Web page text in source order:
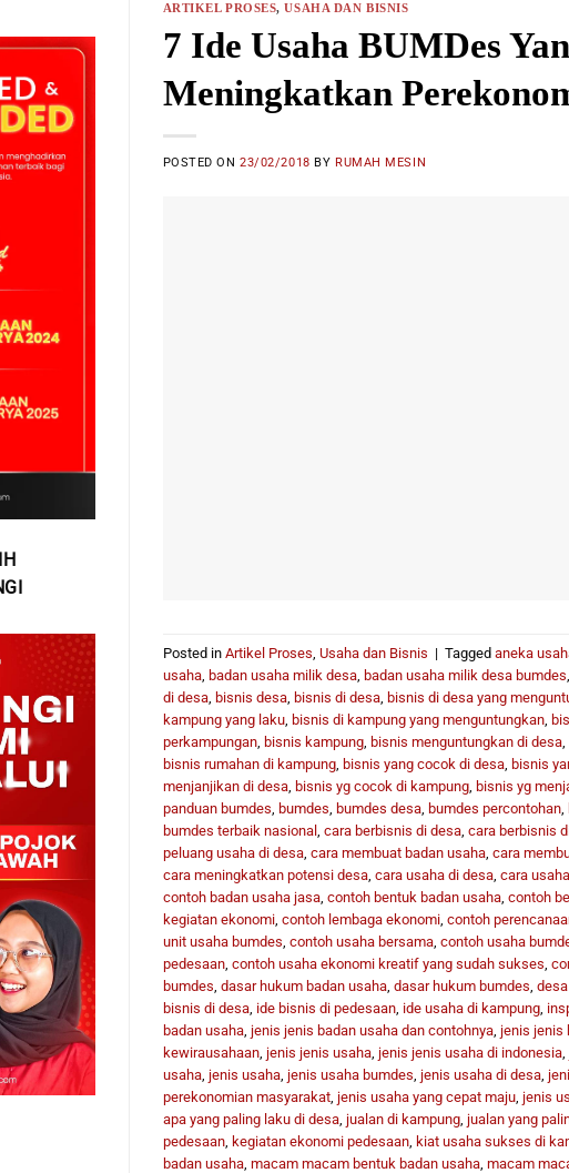
ARTIKEL PROSES,USAHA DAN BISNIS
7 Ide Usaha BUMDes
Meningkatkan
POSTED ON23/02/2018 BY RUMAH MESIN
Posted in Artikel Proses Usaha dan Bisnis | Tagged aneka
usaha, badan usaha milik desa, badan usaha milik desa bumdes
di desa, bisnis desa, bisnis di desa, bisnis di desa yang
kampung yang laku, bisnis di kampung yang menguntungkan,
perkampungan, bisnis kampung, bisnis menguntungkan di desa,
bisnis rumahan di kampung, bisnis yang cocok di desa, bisnis
menjanjikan di desa, bisnis yg cocok di kampung, bisnis yg
panduan bumdes bumdes bumdes desa, bumdes percontohan,
bumdes terbaik nasional, cara berbisnis di desa, cara berbisnis
peluang usaha di desa, cara membuat badan usaha, cara
cara meningkatkan potensi desa, cara usaha di desa, cara
contoh badan usaha jasa, contoh bentuk badan usaha, contoh
kegiatan ekonomi, contoh lembaga ekonomi, contoh
unit usaha bumdes contoh usaha bersama, contoh usaha
pedesaan, contoh usaha ekonomi kreatif yang sudah sukses
bumdes dasar hukum badan usaha, dasar hukum bumdes
bisnis di desa, ide bisnis di pedesaan, ide usaha di kampung,
badan usaha, jenis jenis badan usaha dan contohnya, jenis jenis
kewirausahaan, jenis jenis usaha, jenis jenis usaha di indonesia,
usaha, jenis usaha, jenis usaha bumdes jenis usaha di desa,
perekonomian masyarakat, jenis usaha yang cepat maju, jenis
apa yang paling laku di desa, jualan di kampung, jualan yang
pedesaan, kegiatan ekonomi pedesaan, kiat usaha sukses di
badan usaha, macam macam bentuk badan usaha, macam